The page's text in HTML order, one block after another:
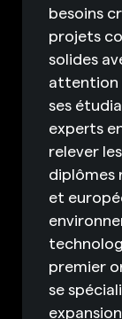
besoins
projets
solides
attention
ses
experts
relever
diplômes
et
premier
se